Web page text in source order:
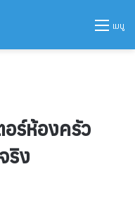
เมนู
อร์ห้องครัว
ริง